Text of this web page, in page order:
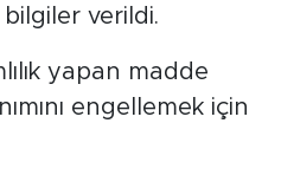
verildi.
yapan madde
engellemek için